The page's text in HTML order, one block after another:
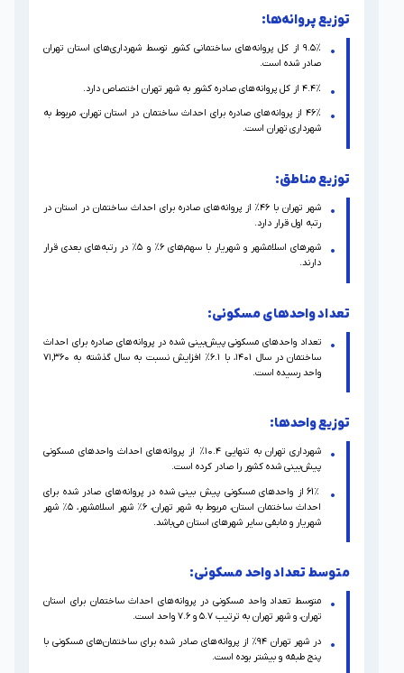
توزیع پروانه‌ها:
۹.۵% از کل پروانه‌های ساختمانی کشور توسط شهرداری‌های استان تهران
صادر شده است.
۴.۴% از کل پروانه‌های صادره کشور به شهر تهران اختصاص دارد.
۴۶% از پروانه‌های صادره برای احداث ساختمان در استان تهران، مربوط به
شهرداری تهران است.
توزیع مناطق:
شهر تهران با ۴۶% از پروانه‌های صادره برای احداث ساختمان در استان در
رتبه اول قرار دارد.
شهرهای اسلامشهر و شهریار با سهم‌های ۶% و ۵% در رتبه‌های بعدی قرار
دارند.
تعداد واحدهای مسکونی:
تعداد واحدهای مسکونی پیش‌بینی شده در پروانه‌های صادره برای احداث
ساختمان در سال ۱۴۰۱، با ۶.۱% افزایش نسبت به سال گذشته به ۷۱,۳۶۰
واحد رسیده است.
توزیع واحدها:
شهرداری تهران به تنهایی ۱۰.۴% از پروانه‌های احداث واحدهای مسکونی
پیش‌بینی شده کشور را صادر کرده است.
61٪ از واحدهای مسکونی پیش بینی شده در پروانه‌های صادر شده برای
احداث ساختمان استان، مربوط به شهر تهران، ۶٪ شهر اسلامشهر، ۵٪ شهر
شهریار و مابقی سایر شهرهای استان می‌باشد.
متوسط تعداد واحد مسکونی:
متوسط تعداد واحد مسکونی در پروانه‌های احداث ساختمان برای استان
تهران، و شهر تهران به ترتیب ۵.۷ و ۷.۶ واحد است.
در شهر تهران ۹۴% از پروانه‌های صادر شده برای ساختمان‌های مسکونی با
پنج طبقه و بیشتر بوده است.